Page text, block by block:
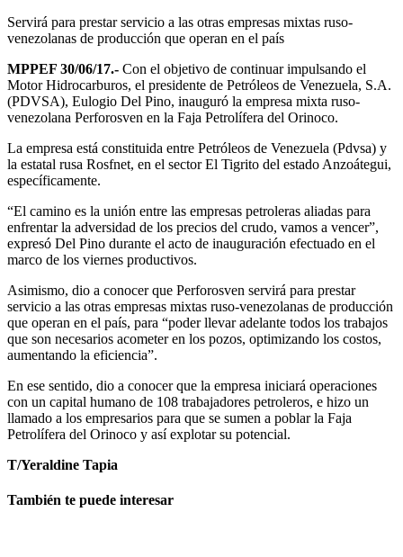
Servirá para prestar servicio a las otras empresas mixtas ruso-
venezolanas de producción que operan en el país
MPPEF 30/06/17.- Con el objetivo de continuar impulsando el
Motor Hidrocarburos, el presidente de Petróleos de Venezuela, S.A.
(PDVSA), Eulogio Del Pino, inauguró la empresa mixta ruso-
venezolana Perforosven en la Faja Petrolífera del Orinoco.
La empresa está constituida entre Petróleos de Venezuela (Pdvsa) y
la estatal rusa Rosfnet, en el sector El Tigrito del estado Anzoátegui,
específicamente.
“El camino es la unión entre las empresas petroleras aliadas para
enfrentar la adversidad de los precios del crudo, vamos a vencer”,
expresó Del Pino durante el acto de inauguración efectuado en el
marco de los viernes productivos.
Asimismo, dio a conocer que Perforosven servirá para prestar
servicio a las otras empresas mixtas ruso-venezolanas de producción
que operan en el país, para “poder llevar adelante todos los trabajos
que son necesarios acometer en los pozos, optimizando los costos,
aumentando la eficiencia”.
En ese sentido, dio a conocer que la empresa iniciará operaciones
con un capital humano de 108 trabajadores petroleros, e hizo un
llamado a los empresarios para que se sumen a poblar la Faja
Petrolífera del Orinoco y así explotar su potencial.
T/Yeraldine Tapia
También te puede interesar